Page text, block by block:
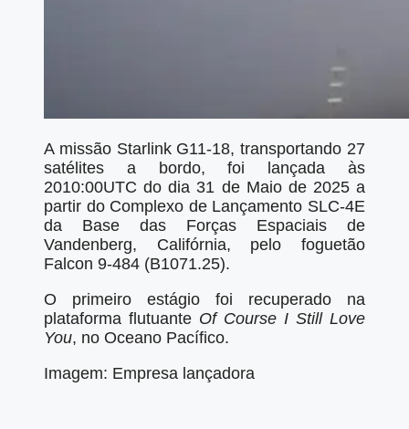
A missão Starlink G11-18, transportando 27
satélites a bordo, foi lançada às
2010:00UTC do dia 31 de Maio de 2025 a
partir do Complexo de Lançamento SLC-4E
da Base das Forças Espaciais de
Vandenberg, Califórnia, pelo foguetão
Falcon 9-484 (B1071.25).
O primeiro estágio foi recuperado na
plataforma flutuante Of Course I Still Love
You, no Oceano Pacífico.
Imagem: Empresa lançadora